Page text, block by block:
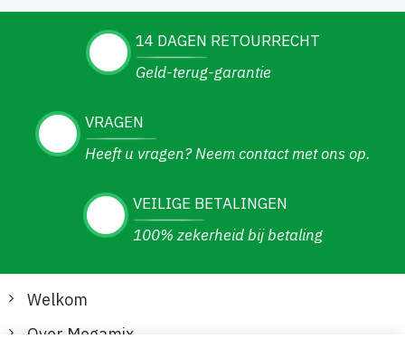
14 DAGEN RETOURRECHT
Geld-terug-garantie
VRAGEN
Heeft u vragen? Neem contact met ons op.
VEILIGE BETALINGEN
100% zekerheid bij betaling
Welkom
Over Megamix